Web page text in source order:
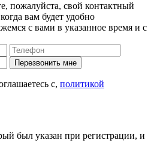
пожалуйста, свой контактный
вам будет удобно
с вами в указанное время и с
Перезвонить мне
с, политикой
был указан при регистрации, и